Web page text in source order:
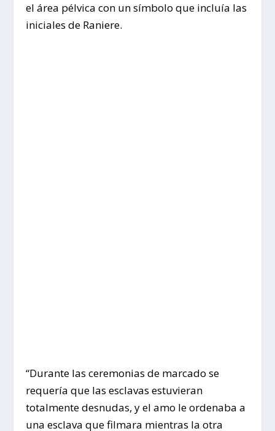
el área pélvica con un símbolo que incluía las
iniciales de Raniere.
“Durante las ceremonias de marcado se
requería que las esclavas estuvieran
totalmente desnudas, y el amo le ordenaba a
una esclava que filmara mientras la otra